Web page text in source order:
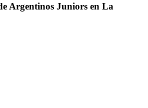
Argentinos Juniors en La